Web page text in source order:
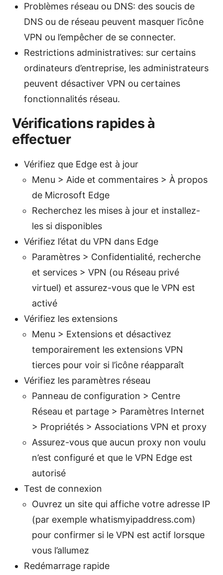
Problèmes réseau ou DNS: des soucis de
DNS ou de réseau peuvent masquer l’icône
VPN ou l’empêcher de se connecter.
Restrictions administratives: sur certains
ordinateurs d’entreprise, les administrateurs
peuvent désactiver VPN ou certaines
fonctionnalités réseau.
Vérifications rapides à
effectuer
Vérifiez que Edge est à jour
Menu > Aide et commentaires > À propos
de Microsoft Edge
Recherchez les mises à jour et installez-
les si disponibles
Vérifiez l’état du VPN dans Edge
Paramètres > Confidentialité, recherche
et services > VPN (ou Réseau privé
virtuel) et assurez-vous que le VPN est
activé
Vérifiez les extensions
Menu > Extensions et désactivez
temporairement les extensions VPN
tierces pour voir si l’icône réapparaît
Vérifiez les paramètres réseau
Panneau de configuration > Centre
Réseau et partage > Paramètres Internet
> Propriétés > Associations VPN et proxy
Assurez-vous que aucun proxy non voulu
n’est configuré et que le VPN Edge est
autorisé
Test de connexion
Ouvrez un site qui affiche votre adresse IP
(par exemple whatismyipaddress.com)
pour confirmer si le VPN est actif lorsque
vous l’allumez
Redémarrage rapide